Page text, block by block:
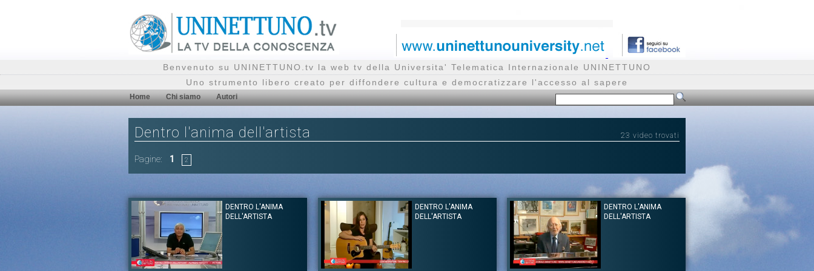
Benvenuto su UNINETTUNO.tv la web tv della Universita' Telematica Internazionale UNINETTUNO
Uno strumento libero creato per diffondere cultura e democratizzare l'accesso al sapere
Home Chi siamo Autori
Dentro l'anima dell'artista 23 video trovati
Pagine: 1 2
DENTRO L'ANIMA
DELL'ARTISTA
DENTRO L'ANIMA
DELL'ARTISTA
DENTRO L'ANIMA
DELL'ARTISTA